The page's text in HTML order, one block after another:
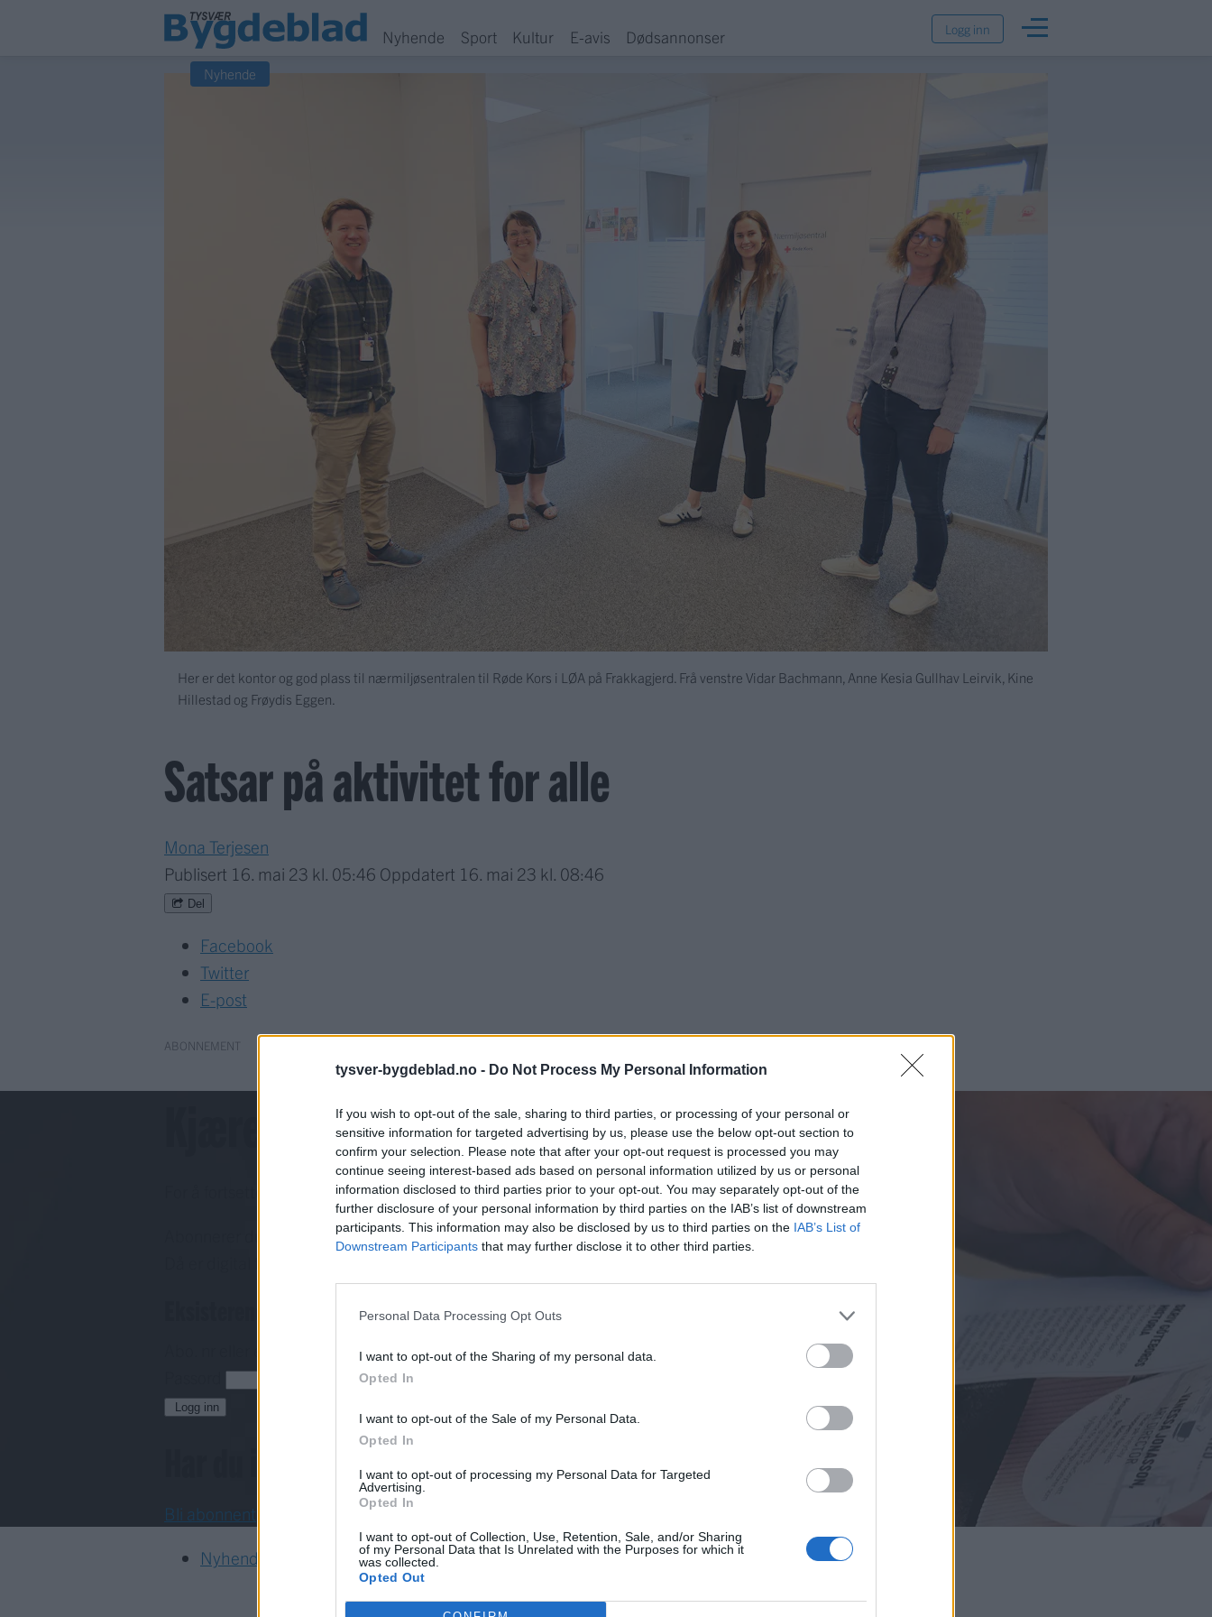
tysver-bygdeblad.no - Do Not Process My Personal Information
If you wish to opt-out of the sale, sharing to third parties, or processing of your personal or
sensitive information for targeted advertising by us, please use the below opt-out section to
confirm your selection. Please note that after your opt-out request is processed you may
continue seeing interest-based ads based on personal information utilized by us or personal
information disclosed to third parties prior to your opt-out. You may separately opt-out of the
further disclosure of your personal information by third parties on the IAB’s list of downstream
participants. This information may also be disclosed by us to third parties on the IAB’s List of
Downstream Participants that may further disclose it to other third parties.
Personal Data Processing Opt Outs
I want to opt-out of the Sharing of my personal data.
Opted In
I want to opt-out of the Sale of my Personal Data.
Opted In
I want to opt-out of processing my Personal Data for Targeted
Advertising.
Opted In
I want to opt-out of Collection, Use, Retention, Sale, and/or Sharing
of my Personal Data that Is Unrelated with the Purposes for which it
was collected.
Opted Out
Nyhende Sport Kultur E-avis Dødsannonser Logg inn
Her er det kontor og god plass til nærmiljøsentralen til Røde Kors i LØA på Frakkagjerd. Frå venstre Vidar Bachmann, Anne Kesia Gullhav Leirvik, Kine
Hillestad og Frøydis Eggen.
Nyhende
Satsar på aktivitet for alle
Mona Terjesen
Publisert 16. mai 23 kl. 05:46 Oppdatert 16. mai 23 kl. 08:46
Del
Facebook
Twitter
E-post
ABONNEMENT
Kjære lesar!
For å fortsette må du ha eit abonnement og vere innlogga.
Abonnerer du allereie på papiravisa?
Eksisterende abonnent
Har du gløymt passordet?
Logg inn
Har du ikkje abonnement?
Bli abonnent
Nyhende